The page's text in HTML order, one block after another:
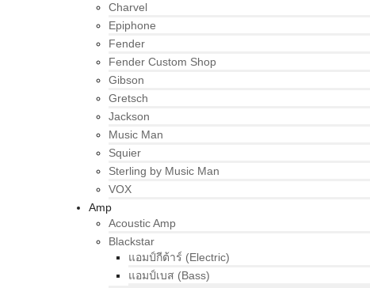
Charvel
Epiphone
Fender
Fender Custom Shop
Gibson
Gretsch
Jackson
Music Man
Squier
Sterling by Music Man
VOX
Amp
Acoustic Amp
Blackstar
แอมป์กีต้าร์ (Electric)
แอมป์เบส (Bass)